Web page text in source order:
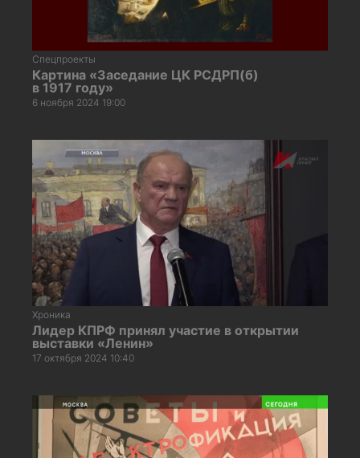
Спецпроекты
Картина «Заседание ЦК РСДРП(б)
в 1917 году»
6 ноября 2024 19:00
Хроника
Лидер КПРФ принял участие в открытии
выставки «Ленин»
17 октября 2024 10:40